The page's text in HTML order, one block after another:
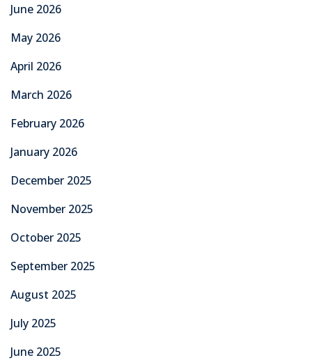
June 2026
May 2026
April 2026
March 2026
February 2026
January 2026
December 2025
November 2025
October 2025
September 2025
August 2025
July 2025
June 2025